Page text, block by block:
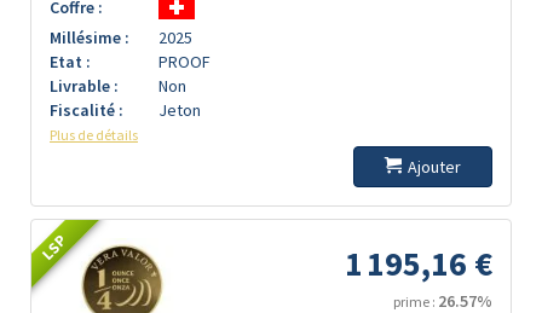
Coffre :
Millésime :
2025
Etat :
PROOF
Livrable :
Non
Fiscalité :
Jeton
Plus de détails
Ajouter
LSP 1 195,16 €
prime : 26.57%